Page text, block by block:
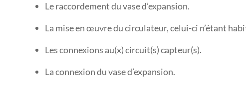
Le raccordement du vase d’expansion.
La mise en œuvre du circulateur, celui-ci n’étant
Les connexions au(x) circuit(s) capteur(s).
La connexion du vase d’expansion.